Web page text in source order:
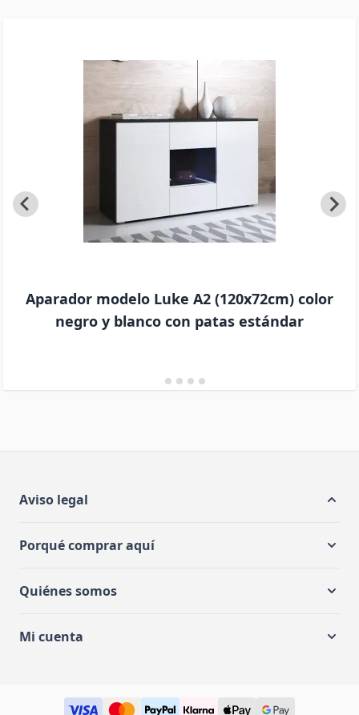
Aparador modelo Luke A2 (120x72cm) color
negro y blanco con patas estándar
Aviso legal
Porqué comprar aquí
Quiénes somos
Mi cuenta